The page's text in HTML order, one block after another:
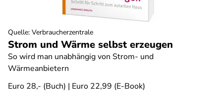
Strom und Wärme selbst erzeugen
So wird man unabhängig von Strom- und
Wärmeanbietern
Euro 28,- (Buch) | Euro 22,99 (E-Book)
Quelle: Verbraucherzentrale